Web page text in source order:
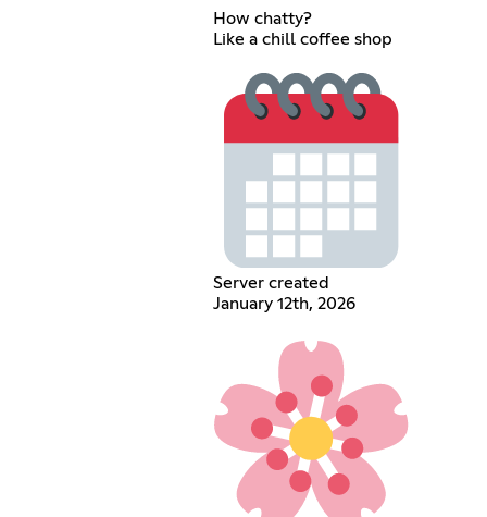
How chatty?
Like a chill coffee shop
Server created
January 12th, 2026